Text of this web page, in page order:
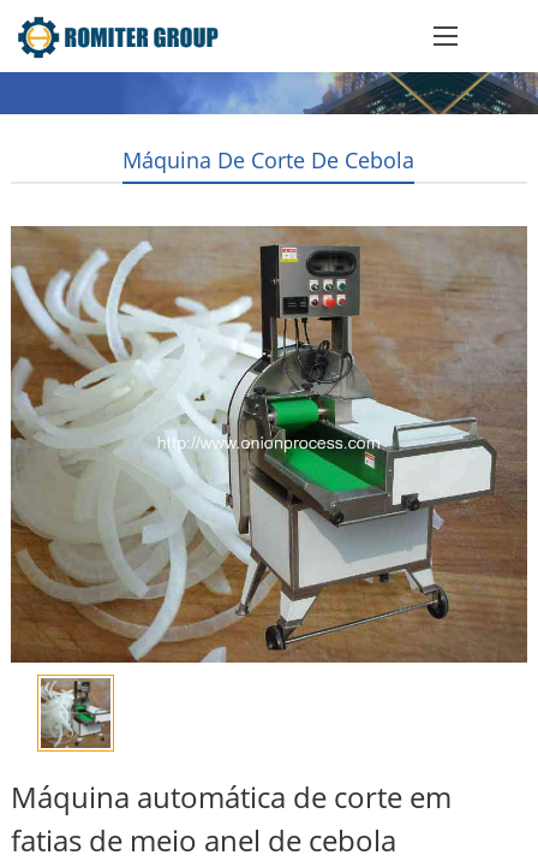
Máquina De Corte De Cebola
Máquina automática de corte em
fatias de meio anel de cebola